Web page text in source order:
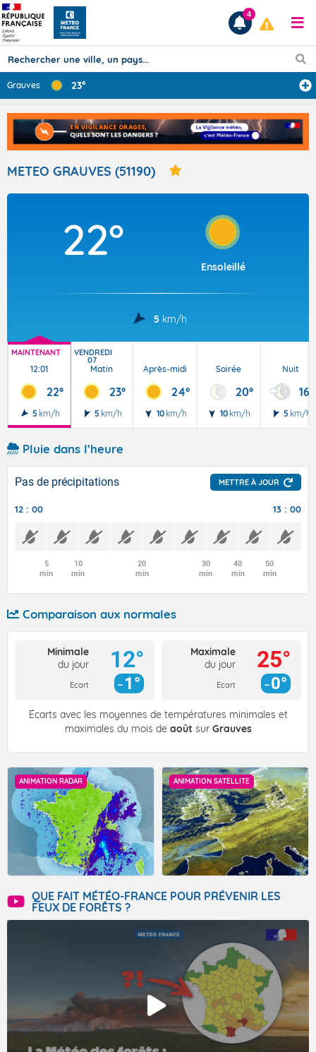
Prévisions
TOUS LES RÉSULTATS
Articles
4
Grauves 23°
METEO GRAUVES (51190)
22°
Ensoleillé
5 km/h
MAINTENANT
12:01
22°
5 km/h
VENDREDI
07
Matin
23°
5 km/h
Après-midi
24°
10 km/h
Soirée
20°
10 km/h
Nuit
16°
5 km/h
Pluie dans l'heure
Pas de précipitations METTRE À JOUR
12 : 00 13 : 00
5
min
10
min
20
min
30
min
40
min
50
min
Comparaison aux normales
Minimale
du jour
Ecart
12°
1°
Maximale
du jour
Ecart
25°
0°
Écarts avec les moyennes de températures minimales et
maximales du mois de août sur Grauves
ANIMATION RADAR ANIMATION SATELLITE
QUE FAIT MÉTÉO-FRANCE POUR PRÉVENIR LES
FEUX DE FORÊTS ?